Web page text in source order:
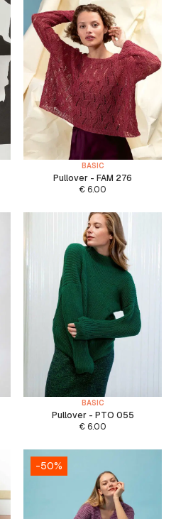
BASIC
Pullover - FAM 276
€ 6.00
BASIC
Pullover - PTO 055
€ 6.00
-50%